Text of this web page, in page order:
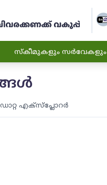
സ്കീമുകളും സർവേകളും
ഡാറ്റ എക്സ്പ്ലോറർ